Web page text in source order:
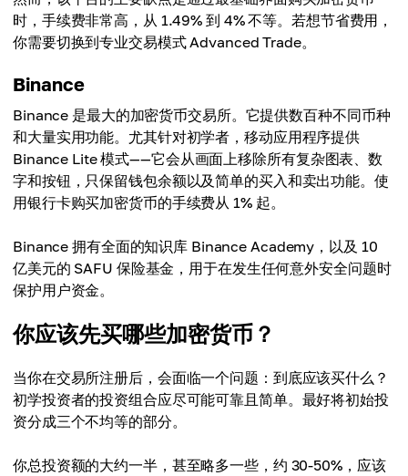
时，手续费非常高，从 1.49% 到 4% 不等。若想节省费用，
你需要切换到专业交易模式 Advanced Trade。
Binance
Binance 是最大的加密货币交易所。它提供数百种不同币种
和大量实用功能。尤其针对初学者，移动应用程序提供
Binance Lite 模式——它会从画面上移除所有复杂图表、数
字和按钮，只保留钱包余额以及简单的买入和卖出功能。使
用银行卡购买加密货币的手续费从 1% 起。
Binance 拥有全面的知识库 Binance Academy，以及 10
亿美元的 SAFU 保险基金，用于在发生任何意外安全问题时
保护用户资金。
你应该先买哪些加密货币？
当你在交易所注册后，会面临一个问题：到底应该买什么？
初学投资者的投资组合应尽可能可靠且简单。最好将初始投
资分成三个不均等的部分。
你总投资额的大约一半，甚至略多一些，约 30-50%，应该